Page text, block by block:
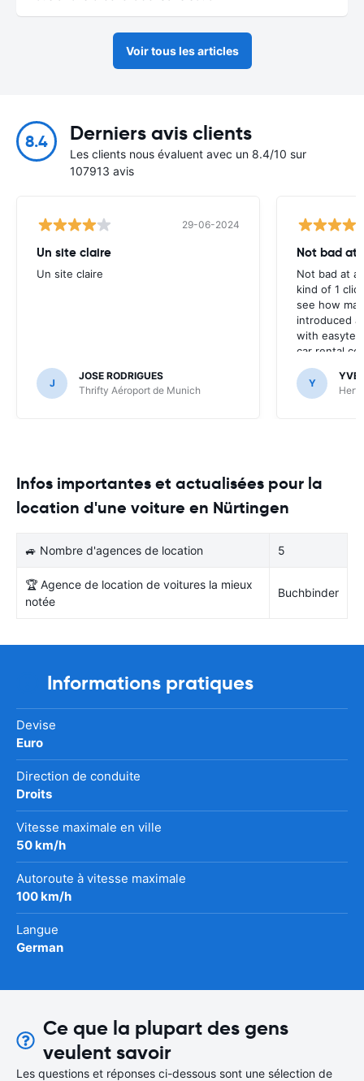
Voir tous les articles
8.4 Derniers avis clients
Les clients nous évaluent avec un 8.4/10 sur
107913 avis
29-06-2024
Un site claire
Un site claire
J
JOSE RODRIGUES
Thrifty Aéroport de Munich
Not bad at
Not bad at
kind of 1
see how
introduced
with
car rental
Y
Infos importantes et actualisées pour la
location d'une voiture en Nürtingen
🚙 Nombre d'agences de location 5
🏆 Agence de location de voitures la mieux
notée
Buchbinder
Informations pratiques
Devise
Euro
Direction de conduite
Droits
Vitesse maximale en ville
50 km/h
Autoroute à vitesse maximale
100 km/h
Langue
German
Ce que la plupart des gens
veulent savoir
Les questions et réponses ci-dessous sont une sélection de